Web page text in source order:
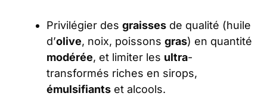
Privilégier des graisses de qualité (huile
d’olive, noix, poissons gras) en quantité
modérée, et limiter les ultra-
transformés riches en sirops,
émulsifiants et alcools.